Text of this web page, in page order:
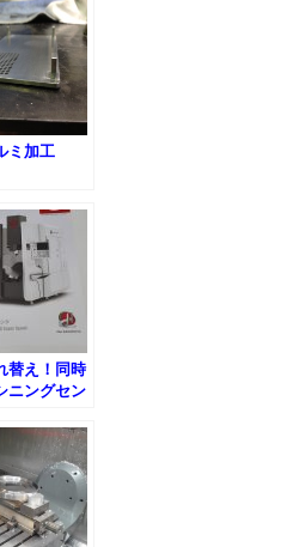
工
ミ加工
替え！同時
ニングセン
した！